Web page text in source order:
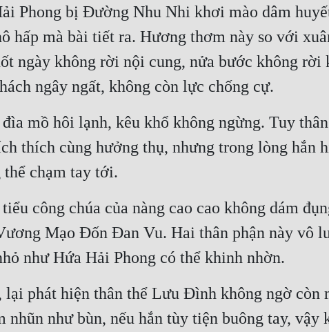
Phong bị Đường Nhu Nhi khơi mào dâm
hấp mà bài tiết ra. Hương thơm này so với
ngày không rời nội cung, nửa bước không rời
ngây ngất, không còn lực chống cự.
mồ hôi lạnh, kêu khổ không ngừng. Tuy
thích cùng hưởng thụ, nhưng trong lòng hắn
thể chạm tay tới.
công chúa của nàng cao cao không dám
Mạo Đốn Đan Vu. Hai thân phận này vô
như Hứa Hải Phong có thể khinh nhờn.
lại phát hiện thân thể Lưu Đình không ngờ
như bùn, nếu hắn tùy tiện buông tay,